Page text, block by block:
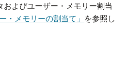
およびユーザー・メモリー割当
・メモリーの割当て」 を参照し